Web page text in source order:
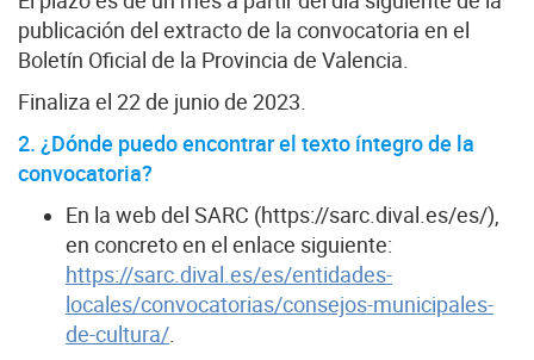
publicación del extracto de la convocatoria en el
Boletín Oficial de la Provincia de Valencia.
Finaliza el 22 de junio de 2023.
2. ¿Dónde puedo encontrar el texto íntegro de la
convocatoria?
En la web del SARC (https://sarc.dival.es/es/),
en concreto en el enlace siguiente:
https://sarc.dival.es/es/entidades-
locales/convocatorias/consejos-municipales-
de-cultura/